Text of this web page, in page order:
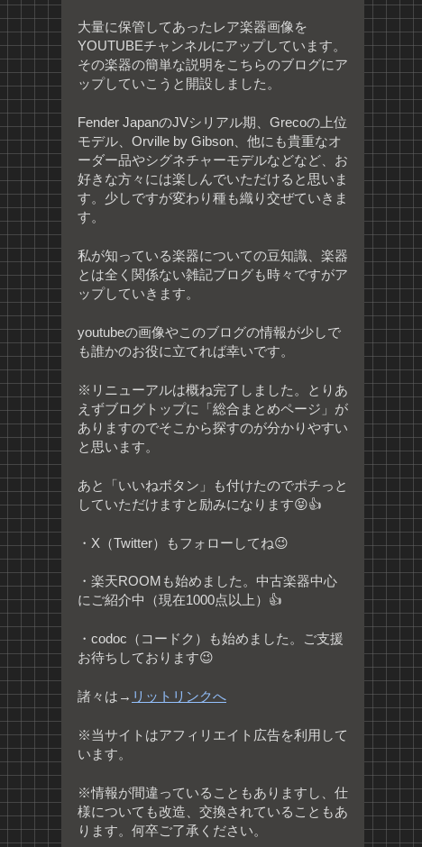
大量に保管してあったレア楽器画像を
YOUTUBEチャンネルにアップしています。
その楽器の簡単な説明をこちらのブログにア
ップしていこうと開設しました。
Fender JapanのJVシリアル期、Grecoの上位
モデル、Orville by Gibson、他にも貴重なオ
ーダー品やシグネチャーモデルなどなど、お
好きな方々には楽しんでいただけると思いま
す。少しですが変わり種も織り交ぜていきま
す。
私が知っている楽器についての豆知識、楽器
とは全く関係ない雑記ブログも時々ですがア
ップしていきます。
youtubeの画像やこのブログの情報が少しで
も誰かのお役に立てれば幸いです。
※リニューアルは概ね完了しました。とりあ
えずブログトップに「総合まとめページ」が
ありますのでそこから探すのが分かりやすい
と思います。
あと「いいねボタン」も付けたのでポチっと
していただけますと励みになります😝👍
・X（Twitter）もフォローしてね😉
・楽天ROOMも始めました。中古楽器中心
にご紹介中（現在1000点以上）👍
・codoc（コードク）も始めました。ご支援
お待ちしております😉
諸々は→ リットリンクへ
※当サイトはアフィリエイト広告を利用して
います。
※情報が間違っていることもありますし、仕
様についても改造、交換されていることもあ
ります。何卒ご了承ください。